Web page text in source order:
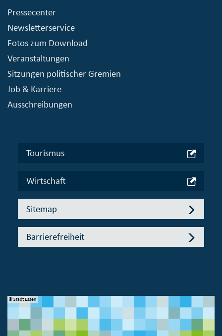
Pressecenter
Newsletterservice
Fotos zum Download
Veranstaltungen
Sitzungen politischer Gremien
Job & Karriere
Ausschreibungen
Tourismus
Wirtschaft
Sitemap
Barrierefreiheit
© Stadt Essen